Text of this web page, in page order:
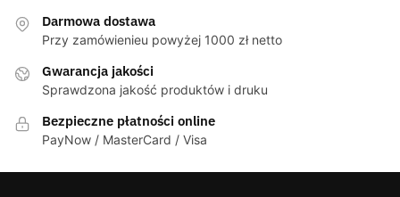
Darmowa dostawa
Przy zamówienieu powyżej 1000 zł netto
Gwarancja jakości
Sprawdzona jakość produktów i druku
Bezpieczne płatności online
PayNow / MasterCard / Visa